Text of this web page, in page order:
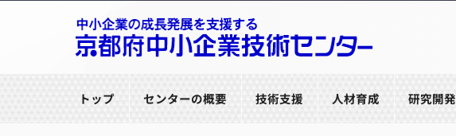
トップ センターの概要 技術支援 人材育成 研究開発